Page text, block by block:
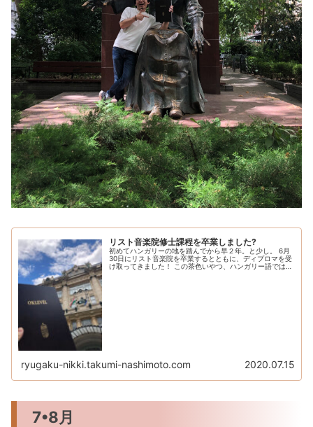
リスト音楽院修士課程を卒業しました?
初めてハンガリーの地を踏んでから早２年。と少し。 6月
30日にリスト音楽院を卒業するとともに、ディプロマを受
け取ってきました！ この茶色いやつ、ハンガリー語では
ryugaku-nikki.takumi-nashimoto.com 2020.07.15
7•8月